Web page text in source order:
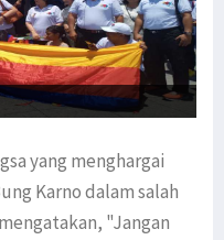
yang menghargai
Karno dalam salah
"Jangan